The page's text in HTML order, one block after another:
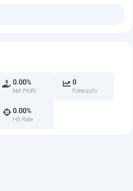
0.00%
Net Profit
0
Forecasts
0.00%
Hit Rate